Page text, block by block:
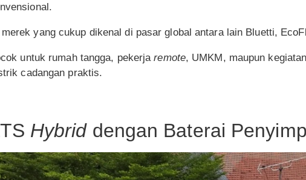
merek yang cukup dikenal di pasar global antara lain Bluetti,
untuk rumah tangga, pekerjaremote, UMKM, maupun
cadangan praktis.
Hybriddengan Baterai